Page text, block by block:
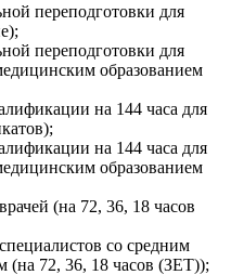
переподготовки для
переподготовки для
образованием
на 144 часа для
на 144 часа для
образованием
(на 72, 36, 18 часов
со средним
(на 72, 36, 18 часов (ЗЕТ));